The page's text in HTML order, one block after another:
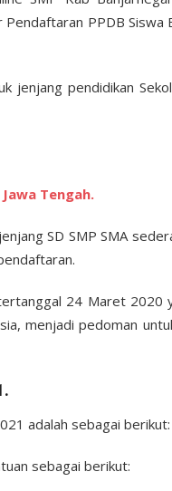
PPDB Siswa
jenjang pendidikan
Tengah.
SD SMP SMA
24 Maret 2020
menjadi pedoman
adalah sebagai berikut:
sebagai berikut: